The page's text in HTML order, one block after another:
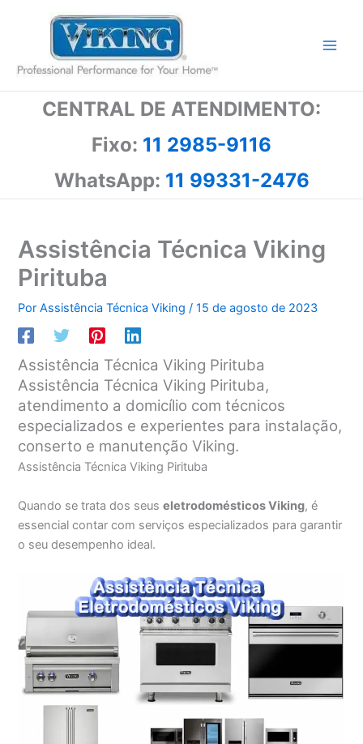
conteúdo
CENTRAL DE ATENDIMENTO:
Fixo: 11 2985-9116
WhatsApp: 11 99331-2476
Assistência Técnica Viking
Pirituba
PorAssistência Técnica Viking/15 de agosto de 2023
Assistência Técnica Viking Pirituba
Assistência Técnica Viking Pirituba,
atendimento a domicílio com técnicos
especializados e experientes para instalação,
conserto e manutenção Viking.
Assistência Técnica Viking Pirituba
Quando se trata dos seuseletrodomésticos Viking, é
essencial contar com serviços especializados para garantir
o seu desempenho ideal.